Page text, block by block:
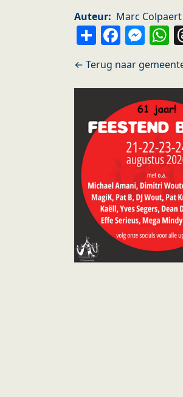
Auteur
Marc Colpaert
Share